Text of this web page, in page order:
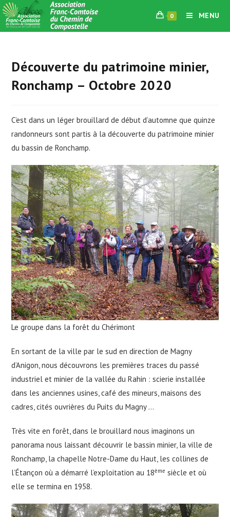
Skip
to
content
0 MENU
Découverte du patrimoine minier,
Ronchamp – Octobre 2020
C’est dans un léger brouillard de début d’automne que quinze
randonneurs sont partis à la découverte du patrimoine minier
du bassin de Ronchamp.
Le groupe dans la forêt du Chérimont
En sortant de la ville par le sud en direction de Magny
d’Anigon, nous découvrons les premières traces du passé
industriel et minier de la vallée du Rahin : scierie installée
dans les anciennes usines, café des mineurs, maisons des
cadres, cités ouvrières du Puits du Magny …
Très vite en forêt, dans le brouillard nous imaginons un
panorama nous laissant découvrir le bassin minier, la ville de
Ronchamp, la chapelle Notre-Dame du Haut, les collines de
l’Étançon où a démarré l’exploitation au 18ème siècle et où
elle se termina en 1958.